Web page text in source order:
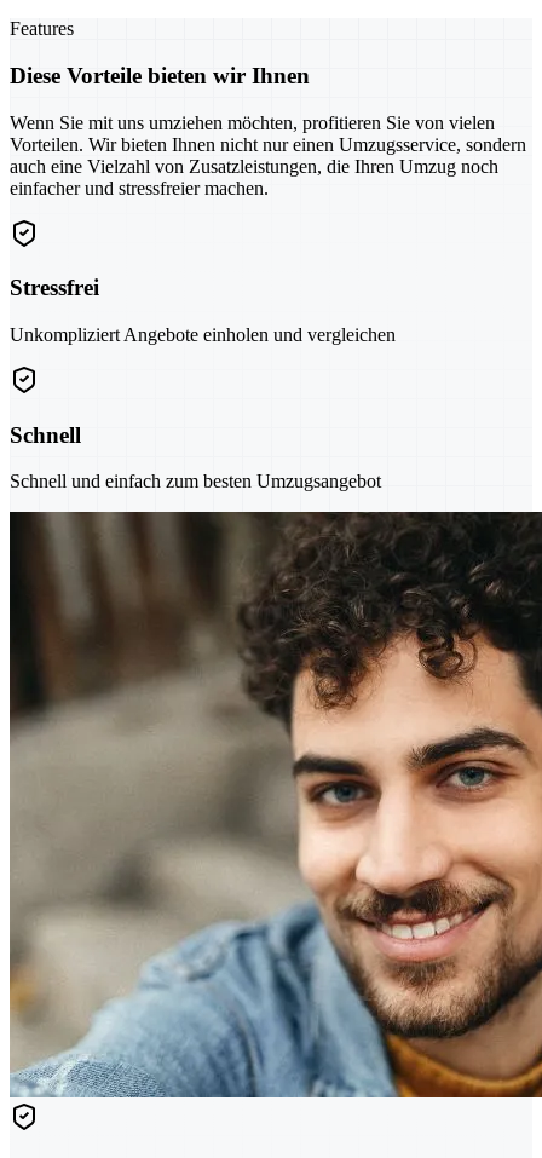
Features
Diese Vorteile bieten wir Ihnen
Wenn Sie mit uns umziehen möchten, profitieren Sie von vielen
Vorteilen. Wir bieten Ihnen nicht nur einen Umzugsservice, sondern
auch eine Vielzahl von Zusatzleistungen, die Ihren Umzug noch
einfacher und stressfreier machen.
Stressfrei
Unkompliziert Angebote einholen und vergleichen
Schnell
Schnell und einfach zum besten Umzugsangebot